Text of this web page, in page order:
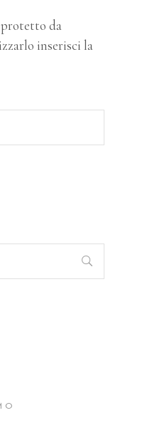
da
inserisci la